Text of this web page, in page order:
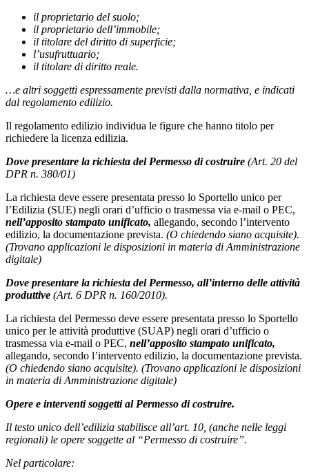
il proprietario del suolo;
il proprietario dell’immobile;
il titolare del diritto di superficie;
l’usufruttuario;
il titolare di diritto reale.
…e altri soggetti espressamente previsti dalla normativa, e indicati
dal regolamento edilizio.
Il regolamento edilizio individua le figure che hanno titolo per
richiedere la licenza edilizia.
Dove presentare la richiesta del Permesso di costruire (Art. 20 del
DPR n. 380/01)
La richiesta deve essere presentata presso lo Sportello unico per
l’Edilizia (SUE) negli orari d’ufficio o trasmessa via e-mail o PEC,
nell’apposito stampato unificato, allegando, secondo l’intervento
edilizio, la documentazione prevista. (O chiedendo siano acquisite).
(Trovano applicazioni le disposizioni in materia di Amministrazione
digitale)
Dove presentare la richiesta del Permesso, all’interno delle attività
produttive (Art. 6 DPR n. 160/2010).
La richiesta del Permesso deve essere presentata presso lo Sportello
unico per le attività produttive (SUAP) negli orari d’ufficio o
trasmessa via e-mail o PEC, nell’apposito stampato unificato,
allegando, secondo l’intervento edilizio, la documentazione prevista.
(O chiedendo siano acquisite). (Trovano applicazioni le disposizioni
in materia di Amministrazione digitale)
Opere e interventi soggetti al Permesso di costruire.
Il testo unico dell’edilizia stabilisce all’art. 10, (anche nelle leggi
regionali) le opere soggette al “Permesso di costruire”.
Nel particolare: